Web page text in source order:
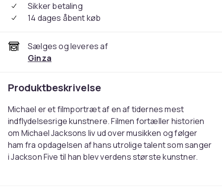
Sikker betaling
14 dages åbent køb
Sælges og leveres af
Ginza
Produktbeskrivelse
Michael er et filmportræt af en af tidernes mest
indflydelsesrige kunstnere. Filmen fortæller historien
om Michael Jacksons liv ud over musikken og følger
ham fra opdagelsen af hans utrolige talent som sanger
i Jackson Five til han blev verdens største kunstner.